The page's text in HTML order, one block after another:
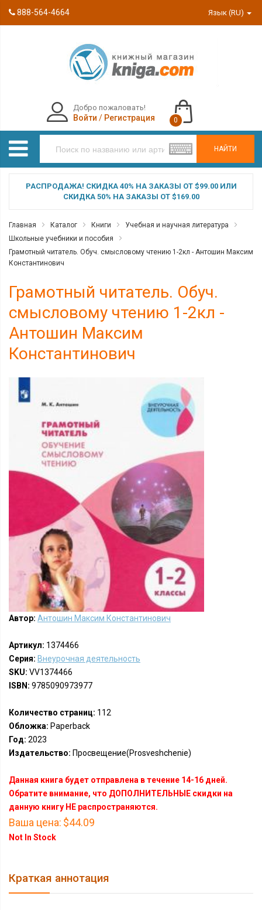
888-564-4664 Язык (RU)
НАЙТИ
Добро пожаловать!
Войти / Регистрация 0
РАСПРОДАЖА! СКИДКА 40% НА ЗАКАЗЫ ОТ $99.00 ИЛИ
СКИДКА 50% НА ЗАКАЗЫ ОТ $169.00
Главная Каталог Книги
Учебная и научная литература
Школьные учебники и пособия
Грамотный читатель. Обуч. смысловому чтению 1-2кл - Антошин Максим
Константинович
Грамотный читатель. Обуч.
смысловому чтению 1-2кл -
Антошин Максим
Константинович
Автор: Антошин Максим Константинович
Артикул: 1374466
Серия: Внеурочная деятельность
SKU: VV1374466
ISBN: 9785090973977
Количество страниц: 112
Обложка: Paperback
Год: 2023
Издательство: Просвещение(Prosveshchenie)
Данная книга будет отправлена в течение 14-16 дней.
Обратите внимание, что ДОПОЛНИТЕЛЬНЫЕ скидки на
данную книгу НЕ распространяются.
Ваша цена: $44.09
Not In Stock
Краткая аннотация